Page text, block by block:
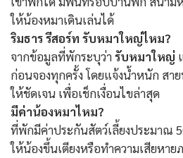
ให้น้องหมาเดินเล่นได้
ริมธาร รีสอร์ท รับหมาใหญ่ไหม?
จากข้อมูลที่พักระบุว่า รับหมาใหญ่
ก่อนจองทุกครั้ง โดยแจ้งน้ำหนัก สา
ให้ชัดเจน เพื่อเช็กเงื่อนไขล่าสุด
มีค่าน้องหมาไหม?
ที่พักมีค่าประกันสัตว์เลี้ยงประมาณ
ให้น้องขึ้นเตียงหรือทำความเสียหา